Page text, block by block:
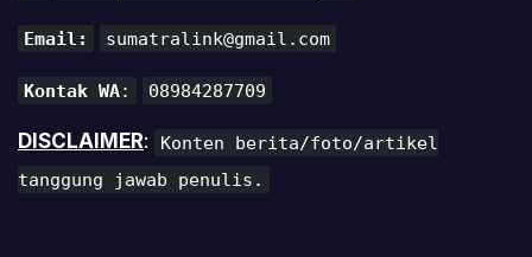
Email: sumatralink@gmail.com
Kontak WA: 08984287709
DISCLAIMER:
Konten berita/foto/artikel
tanggung jawab penulis.